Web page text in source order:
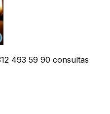
493 59 90 consultas